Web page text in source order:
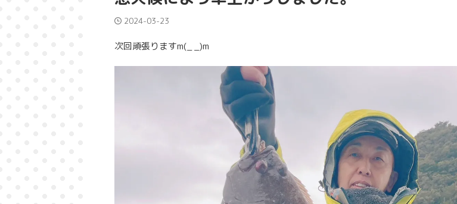
2024-03-23
次回頑張りますm(_ _)m